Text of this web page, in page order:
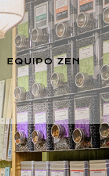
EQUIPO ZEN